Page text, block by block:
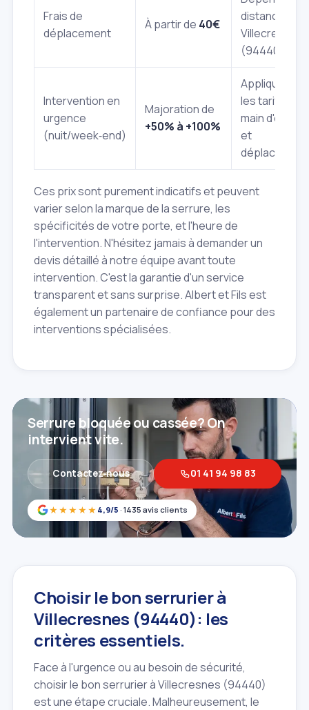
Frais de
déplacement
À partir de 40€
distance à
Villecresnes
(94440).
Intervention en
urgence
(nuit/week‑end)
Majoration de
+50% à +100%
Appliquée
les tarifs de
main d'œuvre
et
Ces prix sont purement indicatifs et peuvent
varier selon la marque de la serrure, les
spécificités de votre porte, et l'heure de
l'intervention. N'hésitez jamais à demander un
devis détaillé à notre équipe avant toute
intervention. C'est la garantie d'un service
transparent et sans surprise. Albert et Fils est
également un partenaire de confiance pour des
interventions spécialisées.
★★★★★ 4,9/5 · 1435 avis clients
Serrure bloquée ou cassée? On
intervient vite.
Contactez‑nous 01 41 94 98 83
Choisir le bon serrurier à
Villecresnes (94440): les
critères essentiels.
Face à l'urgence ou au besoin de sécurité,
choisir le bon serrurier à Villecresnes (94440)
est une étape cruciale. Malheureusement, le